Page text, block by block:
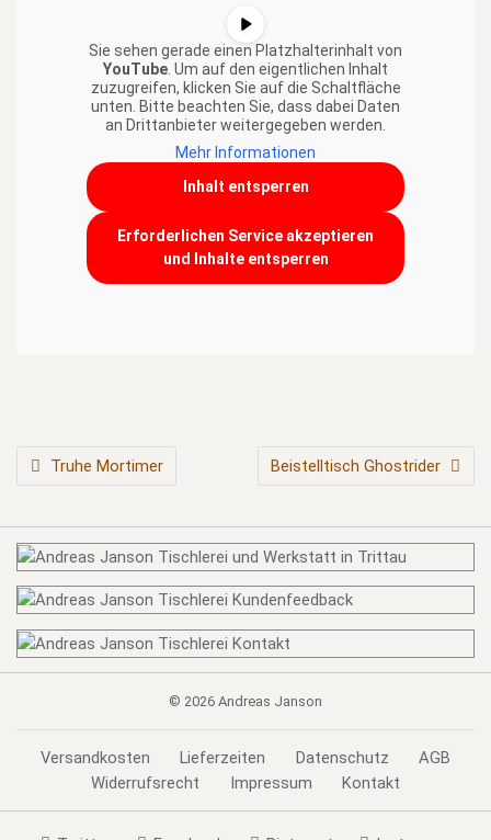
Sie sehen gerade einen Platzhalterinhalt von
YouTube . Um auf den eigentlichen Inhalt
zuzugreifen, klicken Sie auf die Schaltfläche
unten. Bitte beachten Sie, dass dabei Daten
an Drittanbieter weitergegeben werden.
Mehr Informationen
Inhalt entsperren
Erforderlichen Service akzeptieren
und Inhalte entsperren
BEITRAGSNAVIGATIONTruhe Mortimer Beistelltisch Ghostrider
© 2026 Andreas Janson
Versandkosten Lieferzeiten Datenschutz
AGB
Widerrufsrecht
Impressum Kontakt